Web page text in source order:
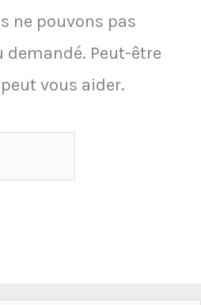
ne pouvons pas
Peut-être
vous aider.